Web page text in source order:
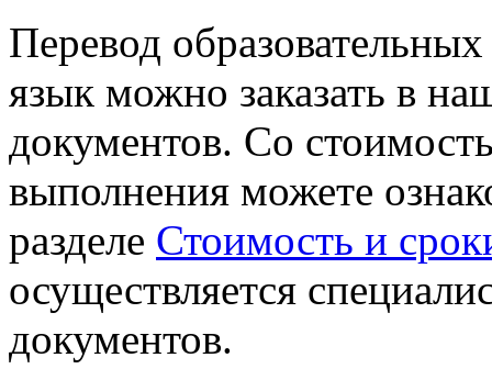
Перевод
язык можно заказать в
документов. Со
выполнения можете
разделе Стоимость и
осуществляется
документов.